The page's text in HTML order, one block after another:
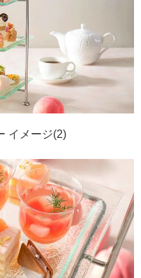
イメージ(2)